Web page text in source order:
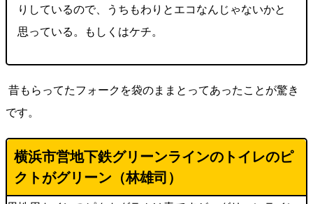
りしているので、うちもわりとエコなんじゃないかと
思っている。もしくはケチ。
昔もらってたフォークを袋のままとってあったことが驚き
です。
横浜市営地下鉄グリーンラインのトイレのピ
クトがグリーン（林雄司）